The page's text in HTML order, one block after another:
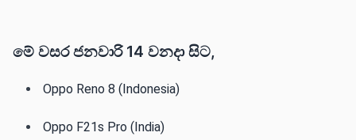
මේ වසර ජනවාරි 14 වනදා සිට,
Oppo Reno 8 (Indonesia)‌‌
Oppo F21s Pro (India)